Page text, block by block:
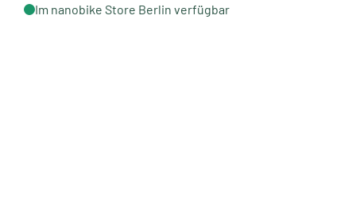
Im nanobike Store Berlin verfügbar